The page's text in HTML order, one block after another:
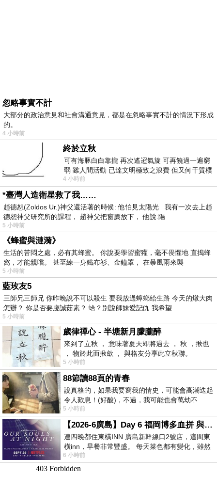
忽略事實不計
大部分的政治意見和社會溝通意見，都是在忽略事實不計的情況下形成
的。
4 小時前
終於立秋
可有海豚白白靠攏 再次遙迢氣旋 可再饒過一遍窮
弱 雖人間活動 已達文明極致之浪費 但又何干質樸
者 只能白白陪葬
4 小時前
*臺灣人造衛星救了我……
趙德恕(Zoldos Ur.)神父還活著的時候: 他怕見太陽光 我有一次去上趙
德恕神父研究所的課程， 趙神父把窗簾放下， 他說:陽
5 小時前
《蜂蜜與漣漪》
生活的苦悶之處，必有其蜂蜜。 你說要學習蜜獾，毫不畏懼地 直搗蜂
窩，才能親嚐。 甚至練一身鐵布衫、金鐘罩， 在暴風雨來襲
5 小時前
藍玫友5
三師兄三師兄 你昨晚說不可以殺生 要我放過蟑螂給生路 今天的燉大肉
怎辦？ 你是否要虔誠茹素？ 蛤？別說師妹愛記仇 我希望
5 小時前
歲律禪心 - 半塘新月朦朧醉
來到了立秋 ， 意味著夏天即將過去 ， 秋 ，揪也
， 物於此而揪歛 ， 與格友分享此立秋聯。
5 小時前
88節讀88頁的青春
說真格的，如果我要寫我的情史，可能會高潮迭起
令人歎息！(好酸)，不過，我可能也會萬劫不
復...，每天跪鍵盤還是被判了花心的罪
5 小時前
【2026-6廣島】Day 6 福岡博多血拼 與機場接送少年司機深夜對談
連四晚都住東橫INN 廣島新幹線口2號店，這間東
橫inn，早餐非常豐盛。 每天菜色都有變化，雖然
看到工作人員拿出料理包加熱，但
6 小時前